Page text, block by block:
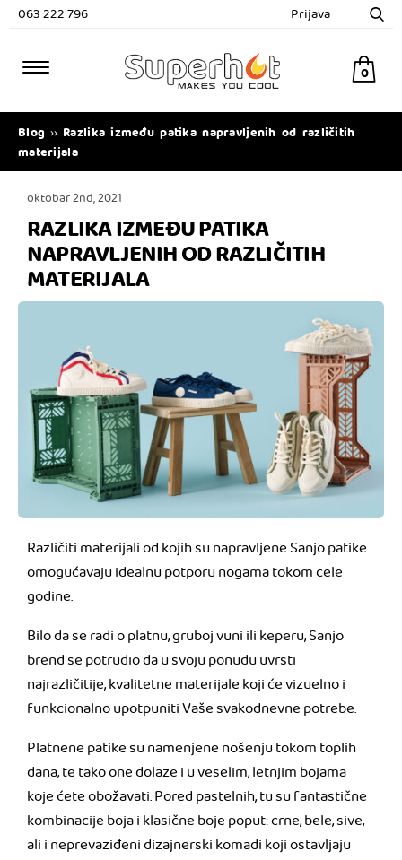
063 222 796 Prijava
Blog ›› Razlika između patika napravljenih od različitih
materijala
oktobar 2nd, 2021
RAZLIKA IZMEĐU PATIKA
NAPRAVLJENIH OD RAZLIČITIH
MATERIJALA
Različiti materijali od kojih su napravljene Sanjo patike
omogućavaju idealnu potporu nogama tokom cele
godine.
Bilo da se radi o platnu, gruboj vuni ili keperu, Sanjo
brend se potrudio da u svoju ponudu uvrsti
najrazličitije, kvalitetne materijale koji će vizuelno i
funkcionalno upotpuniti Vaše svakodnevne potrebe.
Platnene patike su namenjene nošenju tokom toplih
dana, te tako one dolaze i u veselim, letnjim bojama
koje ćete obožavati. Pored pastelnih, tu su fantastične
kombinacije boja i klasične boje poput: crne, bele, sive,
ali i neprevaziđeni dizajnerski komadi koji ostavljaju
0